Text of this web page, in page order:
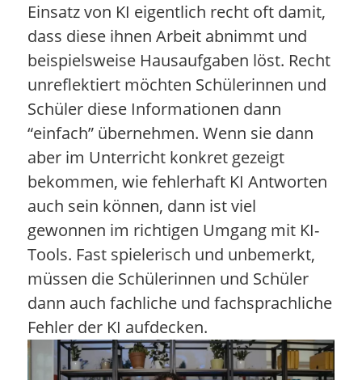
Einsatz von KI eigentlich recht oft damit,
dass diese ihnen Arbeit abnimmt und
beispielsweise Hausaufgaben löst. Recht
unreflektiert möchten Schülerinnen und
Schüler diese Informationen dann
“einfach” übernehmen. Wenn sie dann
aber im Unterricht konkret gezeigt
bekommen, wie fehlerhaft KI Antworten
auch sein können, dann ist viel
gewonnen im richtigen Umgang mit KI-
Tools. Fast spielerisch und unbemerkt,
müssen die Schülerinnen und Schüler
dann auch fachliche und fachsprachliche
Fehler der KI aufdecken.